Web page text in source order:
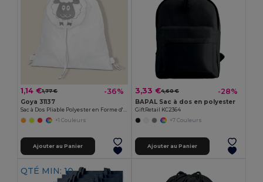
1,14 €1,77 € -36%
Goya 31137
Sac à Dos Pliable Polyester en Forme d'Animal ANIMALS
+1 Couleurs
Ajouter au Panier
3,33 €4,60 € -28%
BAPAL Sac à dos en polyester
GiftRetail KC2364
+7 Couleurs
Ajouter au Panier
QTÉ MIN: 10